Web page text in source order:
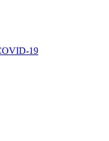
19